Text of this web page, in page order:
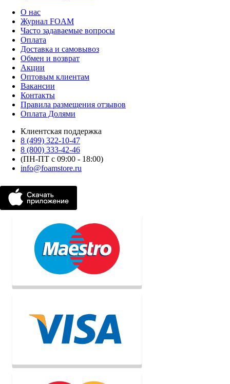
О нас
Журнал FOAM
Часто задаваемые вопросы
Оплата
Доставка и самовывоз
Обмен и возврат
Акции
Оптовым клиентам
Вакансии
Контакты
Правила размещения отзывов
Оплата Долями
Клиентская поддержка
8 (499) 322-10-47
8 (800) 333-42-46
(ПН-ПТ с 09:00 - 18:00)
info@foamstore.ru